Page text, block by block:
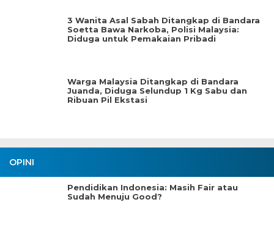
3 Wanita Asal Sabah Ditangkap di Bandara
Soetta Bawa Narkoba, Polisi Malaysia:
Diduga untuk Pemakaian Pribadi
Warga Malaysia Ditangkap di Bandara
Juanda, Diduga Selundup 1 Kg Sabu dan
Ribuan Pil Ekstasi
OPINI
Pendidikan Indonesia: Masih Fair atau
Sudah Menuju Good?